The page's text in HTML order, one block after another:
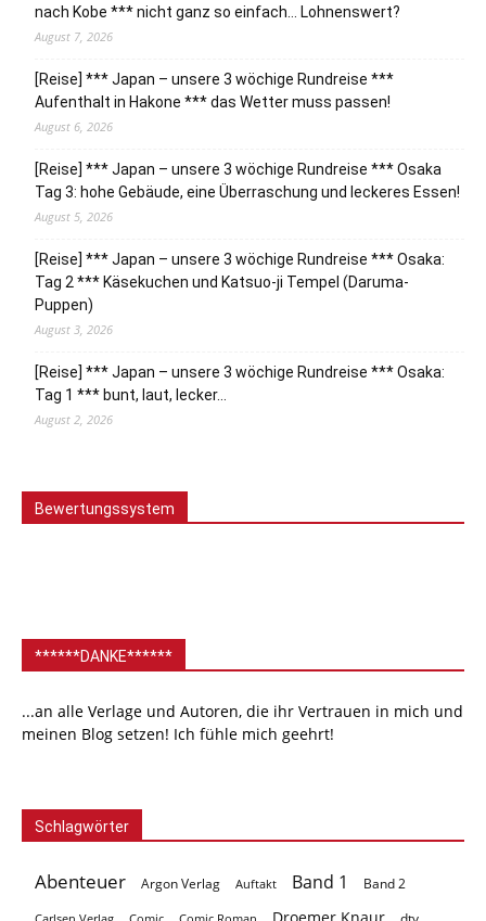
nach Kobe *** nicht ganz so einfach… Lohnenswert?
August 7, 2026
[Reise] *** Japan – unsere 3 wöchige Rundreise ***
Aufenthalt in Hakone *** das Wetter muss passen!
August 6, 2026
[Reise] *** Japan – unsere 3 wöchige Rundreise *** Osaka
Tag 3: hohe Gebäude, eine Überraschung und leckeres Essen!
August 5, 2026
[Reise] *** Japan – unsere 3 wöchige Rundreise *** Osaka:
Tag 2 *** Käsekuchen und Katsuo-ji Tempel (Daruma-
Puppen)
August 3, 2026
[Reise] *** Japan – unsere 3 wöchige Rundreise *** Osaka:
Tag 1 *** bunt, laut, lecker…
August 2, 2026
Bewertungssystem
******DANKE******
...an alle Verlage und Autoren, die ihr Vertrauen in mich und
meinen Blog setzen! Ich fühle mich geehrt!
Schlagwörter
Abenteuer Argon Verlag Auftakt Band 1 Band 2